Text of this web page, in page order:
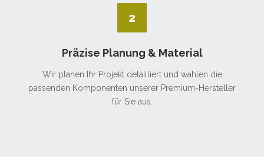
2
Präzise Planung & Material
Wir planen Ihr Projekt detailliert und wählen die
passenden Komponenten unserer Premium-Hersteller
für Sie aus.